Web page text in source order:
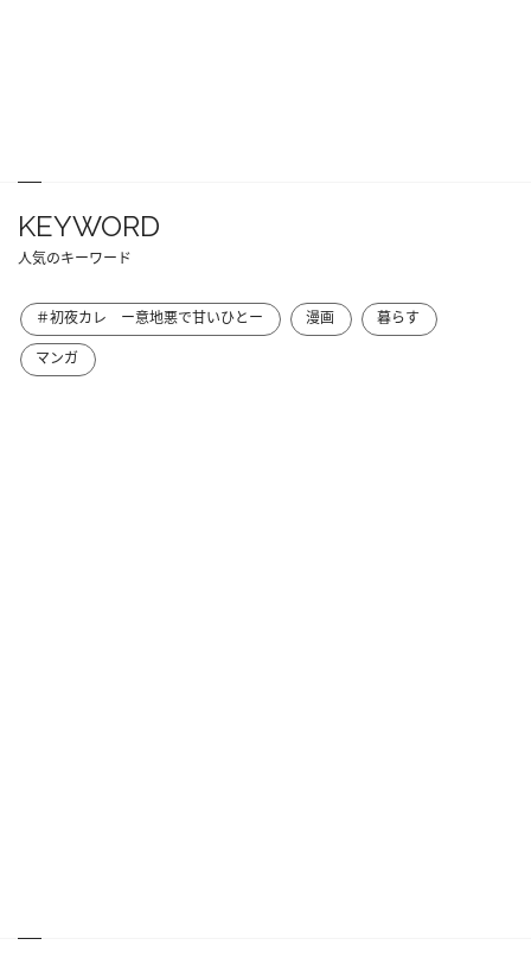
KEYWORD
人気のキーワード
＃初夜カレ ー意地悪で甘いひとー 漫画
暮らす
マンガ